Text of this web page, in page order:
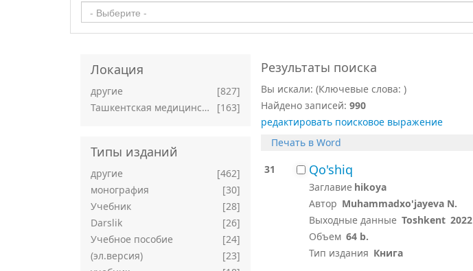
- Выберите -
Локация
другие
[827]
Ташкентская медицинская академия
[163]
Типы изданий
другие
[462]
монография
[30]
Учебник
[28]
Darslik
[26]
Учебное пособие
[24]
(эл.версия)
[23]
Результаты поиска
Вы искали: (Ключевые слова: )
Найдено записей: 990
редактировать поисковое выражение
Печать в Word
31 Qo'shiq
Заглавие hikoya
Автор Muhammadxo'jayeva N.
Выходные данные Toshkent 2022
Объем 64 b.
Тип издания Книга